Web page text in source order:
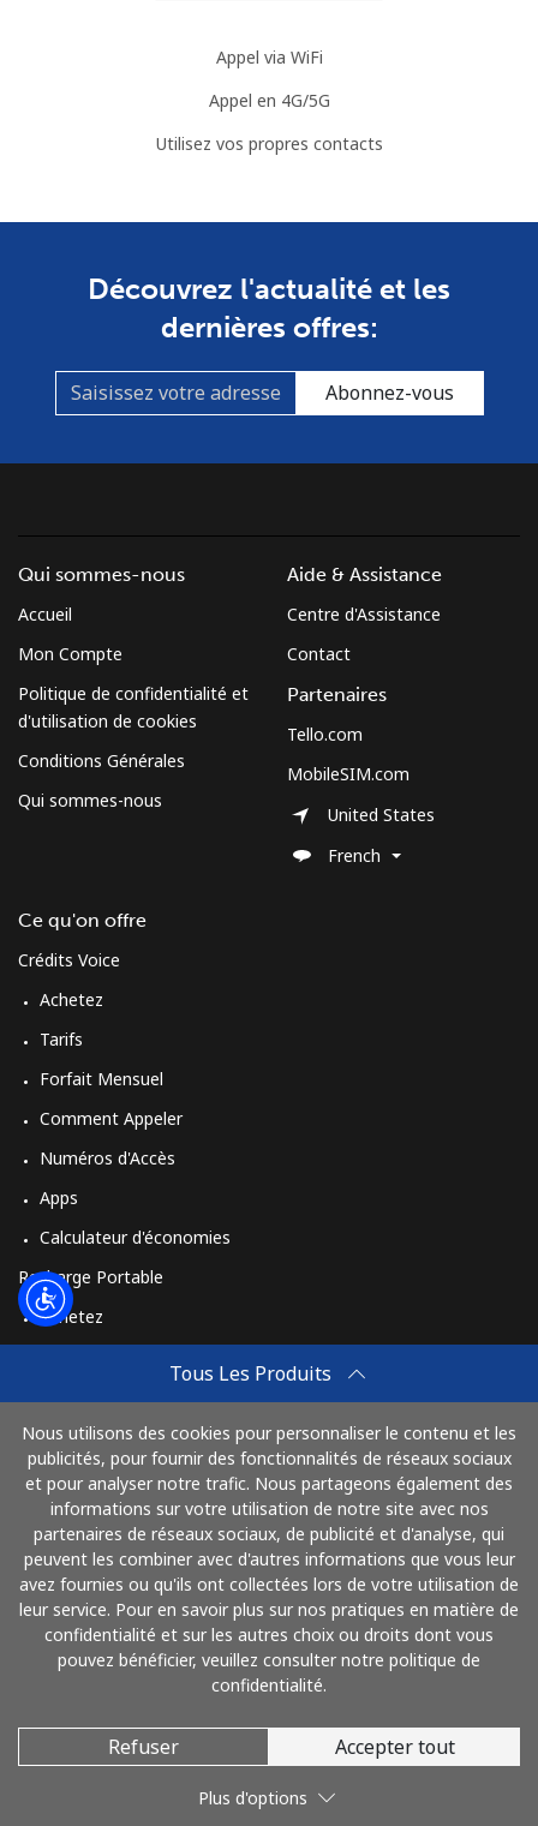
Appel via WiFi
Appel en 4G/5G
Utilisez vos propres contacts
Découvrez l'actualité et les
dernières offres:
Abonnez-vous
Tous Les Produits
Nous utilisons des cookies pour personnaliser le contenu et les
publicités, pour fournir des fonctionnalités de réseaux sociaux
et pour analyser notre trafic. Nous partageons également des
informations sur votre utilisation de notre site avec nos
partenaires de réseaux sociaux, de publicité et d'analyse, qui
peuvent les combiner avec d'autres informations que vous leur
avez fournies ou qu'ils ont collectées lors de votre utilisation de
leur service. Pour en savoir plus sur nos pratiques en matière de
confidentialité et sur les autres choix ou droits dont vous
pouvez bénéficier, veuillez consulter notre politique de
confidentialité.
Refuser Accepter tout
Plus d'options
Qui sommes-nous
Accueil
Mon Compte
Politique de confidentialité et
d'utilisation de cookies
Conditions Générales
Qui sommes-nous
Ce qu'on offre
Crédits Voice
Achetez
Tarifs
Forfait Mensuel
Comment Appeler
Numéros d'Accès
Apps
Calculateur d'économies
Recharge Portable
Achetez
Achetez
Mode de fonctionnement
Aide & Assistance
Centre d'Assistance
Contact
Partenaires
Tello.com
MobileSIM.com
United States
French
Payez avec
© 2026 AlloFrance